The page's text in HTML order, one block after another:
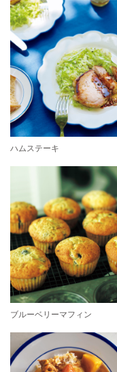
ハムステーキ
ブルーベリーマフィン